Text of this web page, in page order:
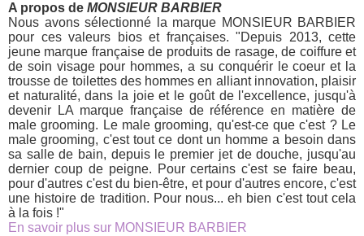
A propos de MONSIEUR BARBIER
Nous avons sélectionné la marque MONSIEUR BARBIER
pour ces valeurs bios et françaises. "Depuis 2013, cette
jeune marque française de produits de rasage, de coiffure et
de soin visage pour hommes, a su conquérir le coeur et la
trousse de toilettes des hommes en alliant innovation, plaisir
et naturalité, dans la joie et le goût de l'excellence, jusqu'à
devenir LA marque française de référence en matière de
male grooming. Le male grooming, qu'est-ce que c'est ? Le
male grooming, c'est tout ce dont un homme a besoin dans
sa salle de bain, depuis le premier jet de douche, jusqu'au
dernier coup de peigne. Pour certains c'est se faire beau,
pour d'autres c'est du bien-être, et pour d'autres encore, c'est
une histoire de tradition. Pour nous... eh bien c'est tout cela
à la fois !"
En savoir plus sur MONSIEUR BARBIER